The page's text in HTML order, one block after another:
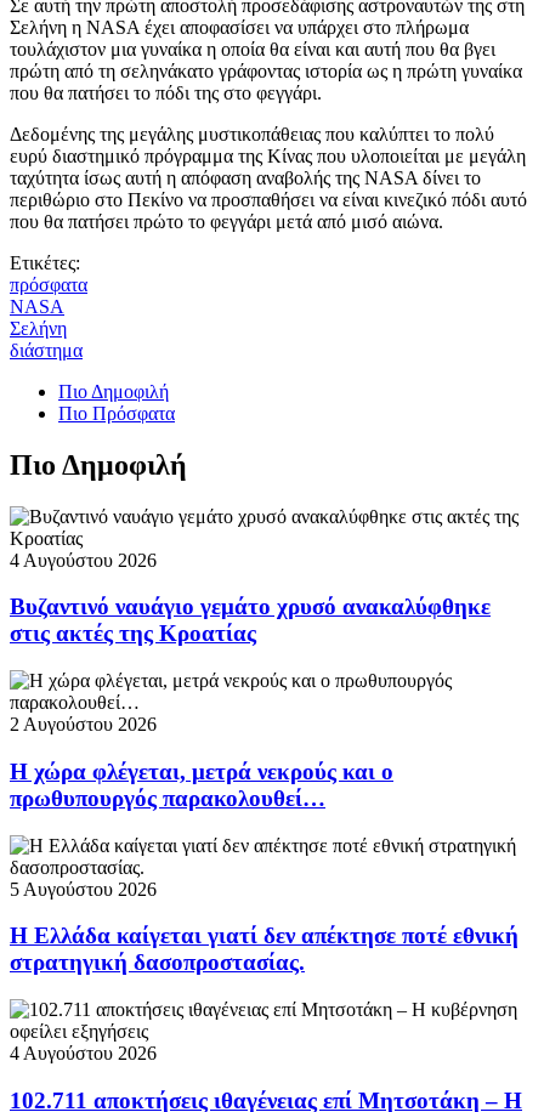
Σε αυτή την πρώτη αποστολή προσεδάφισης αστροναυτών της στη
Σελήνη η NASA έχει αποφασίσει να υπάρχει στο πλήρωμα
τουλάχιστον μια γυναίκα η οποία θα είναι και αυτή που θα βγει
πρώτη από τη σεληνάκατο γράφοντας ιστορία ως η πρώτη γυναίκα
που θα πατήσει το πόδι της στο φεγγάρι.
Δεδομένης της μεγάλης μυστικοπάθειας που καλύπτει το πολύ
ευρύ διαστημικό πρόγραμμα της Κίνας που υλοποιείται με μεγάλη
ταχύτητα ίσως αυτή η απόφαση αναβολής της NASA δίνει το
περιθώριο στο Πεκίνο να προσπαθήσει να είναι κινεζικό πόδι αυτό
που θα πατήσει πρώτο το φεγγάρι μετά από μισό αιώνα.
Ετικέτες:
πρόσφατα
NASA
Σελήνη
διάστημα
Πιο Δημοφιλή
Πιο Πρόσφατα
Πιο Δημοφιλή
4 Αυγούστου 2026
Βυζαντινό ναυάγιο γεμάτο χρυσό ανακαλύφθηκε
στις ακτές της Κροατίας
2 Αυγούστου 2026
Η χώρα φλέγεται, μετρά νεκρούς και ο
πρωθυπουργός παρακολουθεί…
5 Αυγούστου 2026
Η Ελλάδα καίγεται γιατί δεν απέκτησε ποτέ εθνική
στρατηγική δασοπροστασίας.
4 Αυγούστου 2026
102.711 αποκτήσεις ιθαγένειας επί Μητσοτάκη – Η